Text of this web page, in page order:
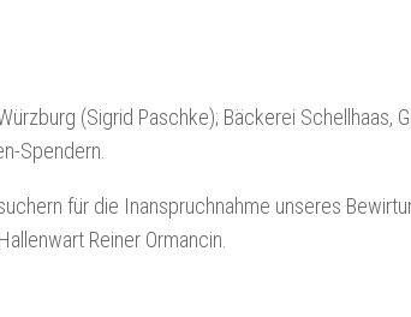
(Sigrid Paschke); Bäckerei Schellhaas,
Spendern.
für die Inanspruchnahme unseres
Reiner Ormancin.